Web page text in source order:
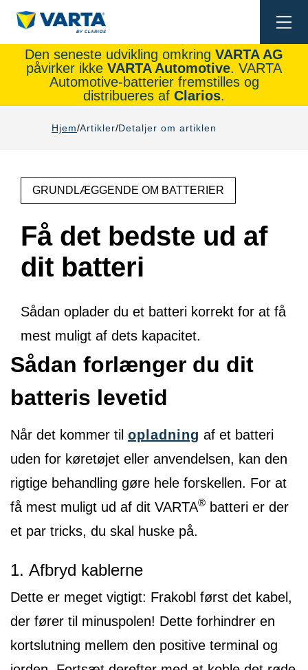
Den seneste udvikling omkring VARTA AG
påvirker ikke VARTA Automotive. VARTA
Automotive-batterier fremstilles og
distribueres af Clarios.
Hjem Artikler Detaljer om artiklen
GRUNDLÆGGENDE OM BATTERIER
Få det bedste ud af
dit batteri
Sådan oplader du et batteri korrekt for at få
mest muligt af dets kapacitet.
Sådan forlænger du dit
batteris levetid
Når det kommer til opladning af et batteri
uden for køretøjet eller anvendelsen, kan den
rigtige behandling gøre hele forskellen. For at
få mest muligt ud af dit VARTA® batteri er der
et par tricks, du skal huske på.
1. Afbryd kablerne
Dette er meget vigtigt: Frakobl først det kabel,
der fører til minuspolen! Dette forhindrer en
kortslutning mellem den positive terminal og